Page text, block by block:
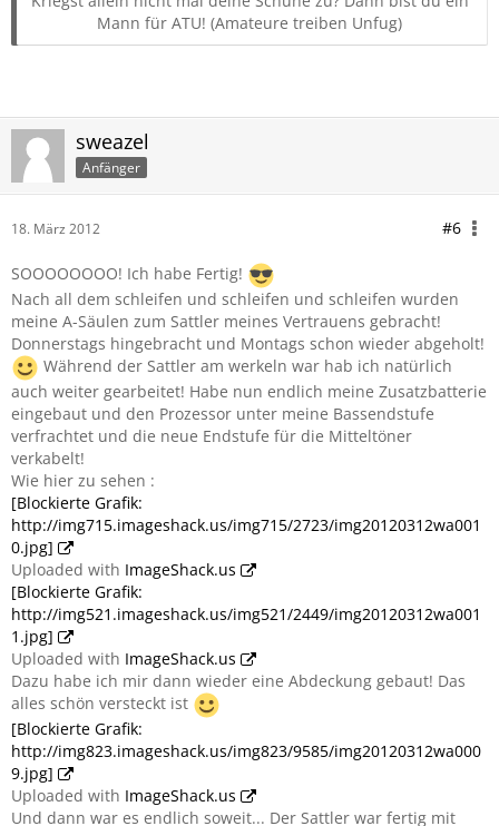
Mann für ATU! (Amateure treiben Unfug)
sweazel
Anfänger
18. März 2012 #6
SOOOOOOOO! Ich habe Fertig!
Nach all dem schleifen und schleifen und schleifen wurden
meine A-Säulen zum Sattler meines Vertrauens gebracht!
Donnerstags hingebracht und Montags schon wieder abgeholt!
Während der Sattler am werkeln war hab ich natürlich
auch weiter gearbeitet! Habe nun endlich meine Zusatzbatterie
eingebaut und den Prozessor unter meine Bassendstufe
verfrachtet und die neue Endstufe für die Mitteltöner
verkabelt!
Wie hier zu sehen :
[Blockierte Grafik:
http://img715.imageshack.us/img715/2723/img20120312wa001
0.jpg]
Uploaded with ImageShack.us
[Blockierte Grafik:
http://img521.imageshack.us/img521/2449/img20120312wa001
1.jpg]
Uploaded with ImageShack.us
Dazu habe ich mir dann wieder eine Abdeckung gebaut! Das
alles schön versteckt ist
[Blockierte Grafik:
http://img823.imageshack.us/img823/9585/img20120312wa000
9.jpg]
Uploaded with ImageShack.us
Und dann war es endlich soweit... Der Sattler war fertig mit